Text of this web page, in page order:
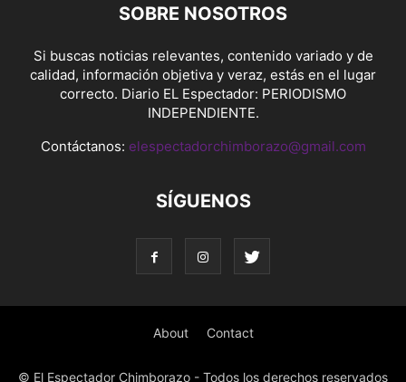
SOBRE NOSOTROS
Si buscas noticias relevantes, contenido variado y de
calidad, información objetiva y veraz, estás en el lugar
correcto. Diario EL Espectador: PERIODISMO
INDEPENDIENTE.
Contáctanos: elespectadorchimborazo@gmail.com
SÍGUENOS
About Contact
© El Espectador Chimborazo - Todos los derechos reservados